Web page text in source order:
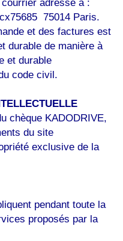
adressé à :
75014 Paris.
et des factures est
durable de manière à
et durable
code civil.
chèque KADODRIVE,
du site
exclusive de la
pendant toute la
proposés par la